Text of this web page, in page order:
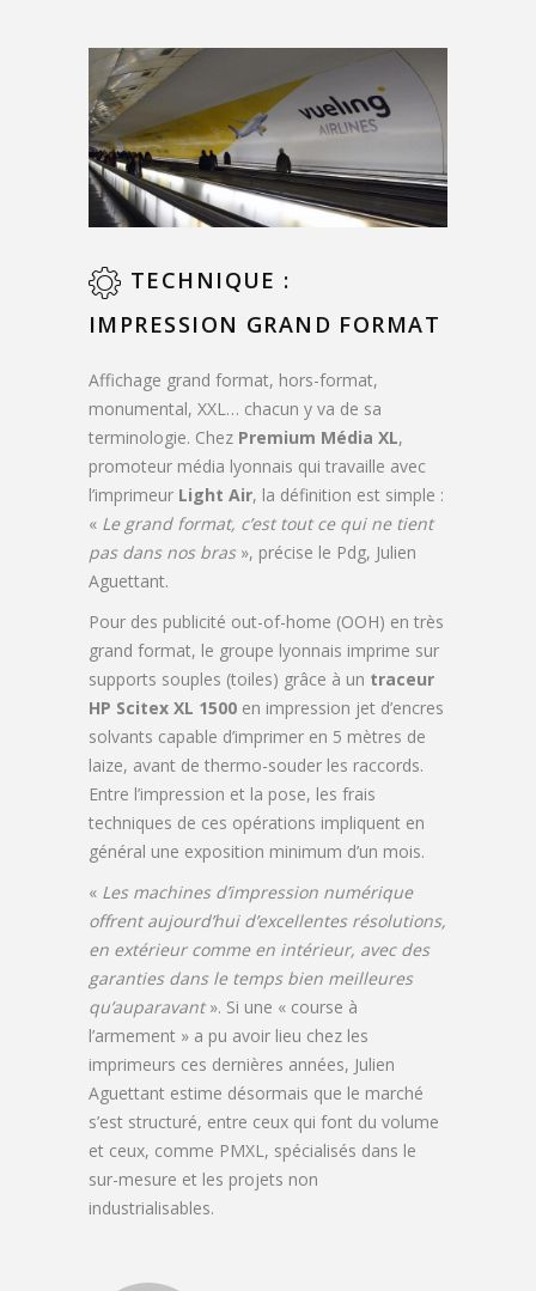
TECHNIQUE :
IMPRESSION GRAND FORMAT
Affichage grand format, hors-format,
monumental, XXL… chacun y va de sa
terminologie. Chez Premium Média XL,
promoteur média lyonnais qui travaille avec
l’imprimeur Light Air, la définition est simple :
« Le grand format, c’est tout ce qui ne tient
pas dans nos bras», précise le Pdg, Julien
Aguettant.
Pour des publicité out-of-home (OOH) en très
grand format, le groupe lyonnais imprime sur
supports souples (toiles) grâce à un traceur
HP Scitex XL 1500 en impression jet d’encres
solvants capable d’imprimer en 5 mètres de
laize, avant de thermo-souder les raccords.
Entre l’impression et la pose, les frais
techniques de ces opérations impliquent en
général une exposition minimum d’un mois.
« Les machines d’impression numérique
offrent aujourd’hui d’excellentes résolutions,
en extérieur comme en intérieur, avec des
garanties dans le temps bien meilleures
qu’auparavant». Si une « course à
l’armement » a pu avoir lieu chez les
imprimeurs ces dernières années, Julien
Aguettant estime désormais que le marché
s’est structuré, entre ceux qui font du volume
et ceux, comme PMXL, spécialisés dans le
sur-mesure et les projets non
industrialisables.